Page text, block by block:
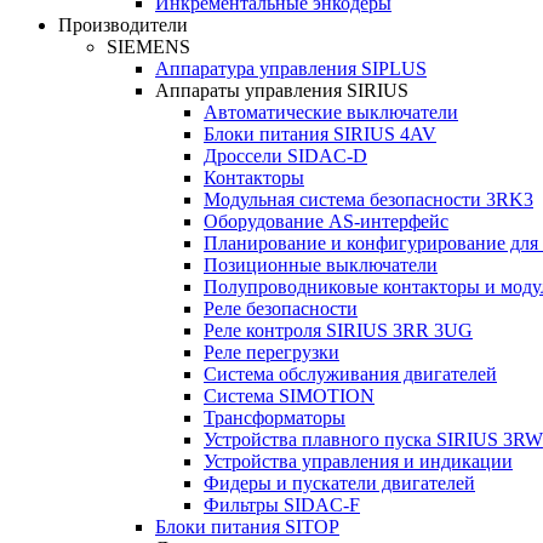
Производители
SIEMENS
Аппаратура управления SIPLUS
Аппараты управления SIRIUS
Автоматические выключатели
Блоки питания SIRIUS 4AV
Дроссели SIDAC-D
Контакторы
Модульная система безопасности 3RK3
Оборудование AS-интерфейс
Планирование и конфигурирование
Позиционные выключатели
Полупроводниковые контакторы и
Реле безопасности
Реле контроля SIRIUS 3RR 3UG
Реле перегрузки
Сиcтема обслуживания двигателей
Система SIMOTION
Трансформаторы
Устройства плавного пуска SIRIUS 3RW
Устройства управления и индикации
Фидеры и пускатели двигателей
Фильтры SIDAC-F
Блоки питания SITOP